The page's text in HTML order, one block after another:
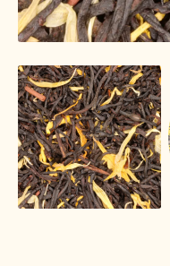
Nuestra
Over ons
Personal
Privacy